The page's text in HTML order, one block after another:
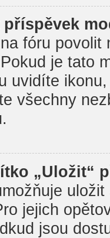
fóru povolit
je tato
uvidíte
všechny
„Uložit“
jejich
jsou